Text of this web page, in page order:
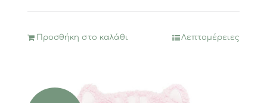
Προσθήκη στο καλάθι Λεπτομέρειες